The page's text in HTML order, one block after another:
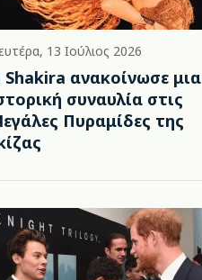
13 Ιούλιος 2026
Shakira ανακοίνωσε μια
συναυλία στις
Πυραμίδες της